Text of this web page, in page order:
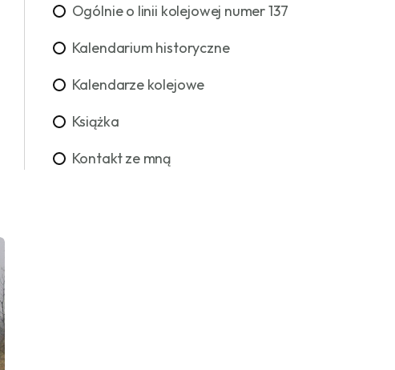
Ogólnie o linii kolejowej numer 137
Kalendarium historyczne
Kalendarze kolejowe
Książka
Kontakt ze mną